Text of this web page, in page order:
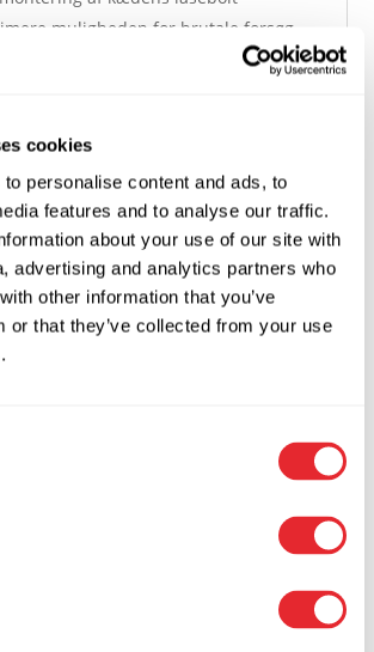
cookies
personalise content and ads, to
features and to analyse our traffic.
about your use of our site with
advertising and analytics partners who
other information that you’ve
or that they’ve collected from your use
muligheden for brutale forsøg
anbefales det ikke at placere
effekt